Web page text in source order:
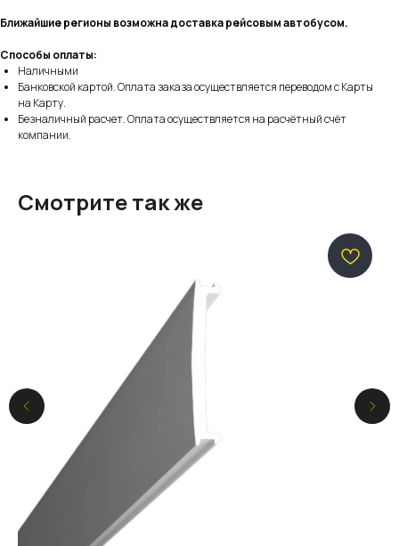
Ближайшие регионы возможна доставка рейсовым автобусом.
Способы оплаты:
Наличными
Банковской картой. Оплата заказа осуществляется переводом с Карты
на Карту.
Безналичный расчет. Оплата осуществляется на расчётный счёт
компании.
Смотрите так же